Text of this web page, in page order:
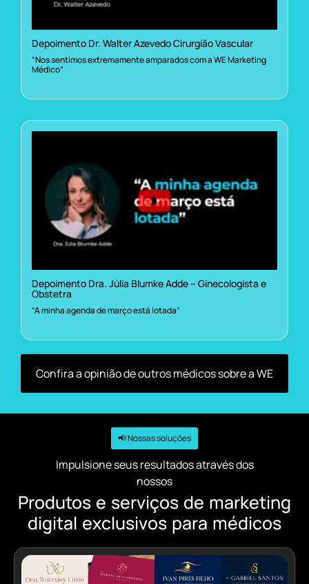
Depoimento Dr. Walter Azevedo Cirurgião Vascular
“Nos sentimos extremamente amparados com a WE Marketing
Médico”
Depoimento Dra. Júlia Blumke Adde – Ginecologista e
Obstetra
“A minha agenda de março está lotada”
Confira a opinião de outros médicos sobre a WE
📢 Nossas soluções
Impulsione seus resultados através dos
nossos
Produtos e serviços de marketing
digital exclusivos para médicos